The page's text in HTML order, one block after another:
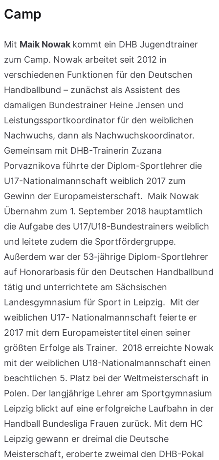
Camp
Mit Maik Nowak kommt ein DHB Jugendtrainer
zum Camp. Nowak arbeitet seit 2012 in
verschiedenen Funktionen für den Deutschen
Handballbund – zunächst als Assistent des
damaligen Bundestrainer Heine Jensen und
Leistungssportkoordinator für den weiblichen
Nachwuchs, dann als Nachwuchskoordinator.
Gemeinsam mit DHB-Trainerin Zuzana
Porvaznikova führte der Diplom-Sportlehrer die
U17-Nationalmannschaft weiblich 2017 zum
Gewinn der Europameisterschaft. Maik Nowak
Übernahm zum 1. September 2018 hauptamtlich
die Aufgabe des U17/U18-Bundestrainers weiblich
und leitete zudem die Sportfördergruppe.
Außerdem war der 53-jährige Diplom-Sportlehrer
auf Honorarbasis für den Deutschen Handballbund
tätig und unterrichtete am Sächsischen
Landesgymnasium für Sport in Leipzig. Mit der
weiblichen U17- Nationalmannschaft feierte er
2017 mit dem Europameistertitel einen seiner
größten Erfolge als Trainer. 2018 erreichte Nowak
mit der weiblichen U18-Nationalmannschaft einen
beachtlichen 5. Platz bei der Weltmeisterschaft in
Polen. Der langjährige Lehrer am Sportgymnasium
Leipzig blickt auf eine erfolgreiche Laufbahn in der
Handball Bundesliga Frauen zurück. Mit dem HC
Leipzig gewann er dreimal die Deutsche
Meisterschaft, eroberte zweimal den DHB-Pokal